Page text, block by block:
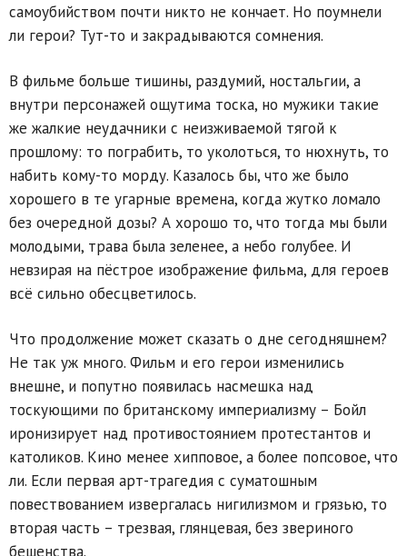
самоубийством почти никто не кончает. Но поумнели
ли герои? Тут-то и закрадываются сомнения.
В фильме больше тишины, раздумий, ностальгии, а
внутри персонажей ощутима тоска, но мужики такие
же жалкие неудачники с неизживаемой тягой к
прошлому: то пограбить, то уколоться, то нюхнуть, то
набить кому-то морду. Казалось бы, что же было
хорошего в те угарные времена, когда жутко ломало
без очередной дозы? А хорошо то, что тогда мы были
молодыми, трава была зеленее, а небо голубее. И
невзирая на пёстрое изображение фильма, для героев
всё сильно обесцветилось.
Что продолжение может сказать о дне сегодняшнем?
Не так уж много. Фильм и его герои изменились
внешне, и попутно появилась насмешка над
тоскующими по британскому империализму – Бойл
иронизирует над противостоянием протестантов и
католиков. Кино менее хипповое, а более попсовое, что
ли. Если первая арт-трагедия с суматошным
повествованием извергалась нигилизмом и грязью, то
вторая часть – трезвая, глянцевая, без звериного
бешенства.